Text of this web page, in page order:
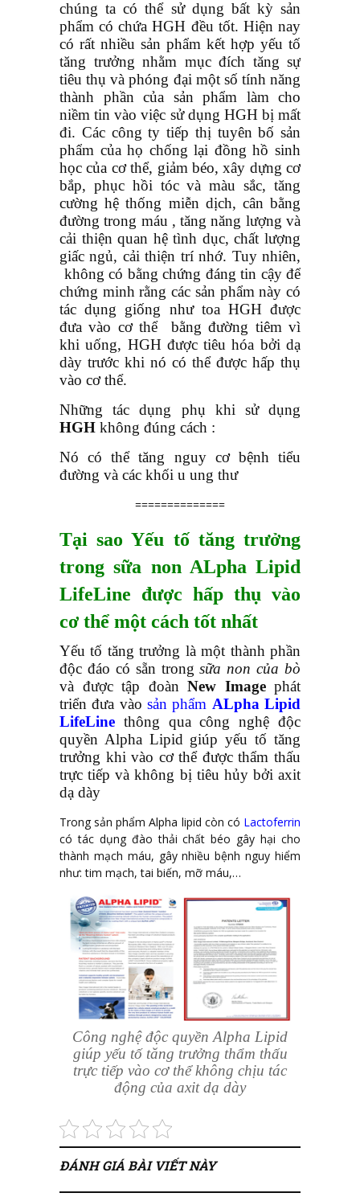
chúng ta có thể sử dụng bất kỳ sản
phẩm có chứa HGH đều tốt. Hiện nay
có rất nhiều sản phẩm kết hợp yếu tố
tăng trưởng nhằm mục đích tăng sự
tiêu thụ và phóng đại một số tính năng
thành phần của sản phẩm làm cho
niềm tin vào việc sử dụng HGH bị mất
đi. Các công ty tiếp thị tuyên bố sản
phẩm của họ chống lại đồng hồ sinh
học của cơ thể, giảm béo, xây dựng cơ
bắp, phục hồi tóc và màu sắc, tăng
cường hệ thống miễn dịch, cân bằng
đường trong máu , tăng năng lượng và
cải thiện quan hệ tình dục, chất lượng
giấc ngủ, cải thiện trí nhớ. Tuy nhiên,
không có bằng chứng đáng tin cậy để
chứng minh rằng các sản phẩm này có
tác dụng giống như toa HGH được
đưa vào cơ thể bằng đường tiêm vì
khi uống, HGH được tiêu hóa bởi dạ
dày trước khi nó có thể được hấp thụ
vào cơ thể.
Những tác dụng phụ khi sử dụng
HGH không đúng cách :
Nó có thể tăng nguy cơ bệnh tiểu
đường và các khối u ung thư
==============
Tại sao Yếu tố tăng trưởng
trong sữa non ALpha Lipid
LifeLine được hấp thụ vào
cơ thể một cách tốt nhất
Yếu tố tăng trưởng là một thành phần
độc đáo có sẵn trongsữa non của bò
và được tập đoàn New Imagephát
triển đưa vào sản phẩm ALpha Lipid
LifeLine thông qua công nghệ độc
quyền Alpha Lipid giúp yếu tố tăng
trưởng khi vào cơ thể được thẩm thấu
trực tiếp và không bị tiêu hủy bởi axit
dạ dày
Trong sản phẩm Alpha lipid còn có Lactoferrin
có tác dụng đào thải chất béo gây hại cho
thành mạch máu, gây nhiều bệnh nguy hiểm
như: tim mạch, tai biến, mỡ máu,…
Công nghệ độc quyền Alpha Lipid
giúp yếu tố tăng trưởng thẩm thấu
trực tiếp vào cơ thể không chịu tác
động của axit dạ dày
ĐÁNH GIÁ BÀI VIẾT NÀY